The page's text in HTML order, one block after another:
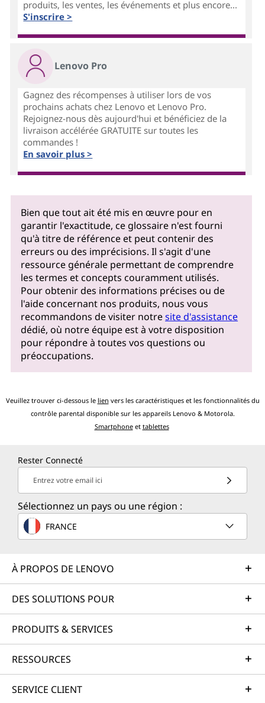
produits, les ventes, les événements et plus encore...
S'inscrire >
Lenovo Pro
Gagnez des récompenses à utiliser lors de vos
prochains achats chez Lenovo et Lenovo Pro.
Rejoignez-nous dès aujourd'hui et bénéficiez de la
livraison accélérée GRATUITE sur toutes les
commandes !
En savoir plus >
Bien que tout ait été mis en œuvre pour en
garantir l'exactitude, ce glossaire n'est fourni
qu'à titre de référence et peut contenir des
erreurs ou des imprécisions. Il s'agit d'une
ressource générale permettant de comprendre
les termes et concepts couramment utilisés.
Pour obtenir des informations précises ou de
l'aide concernant nos produits, nous vous
recommandons de visiter notresite d'assistance
dédié, où notre équipe est à votre disposition
pour répondre à toutes vos questions ou
préoccupations.
Veuillez trouver ci-dessous le lien vers les caractéristiques et les fonctionnalités du
contrôle parental disponible sur les appareils Lenovo & Motorola.
Smartphoneet tablettes
Rester Connecté
Entrez votre email ici
Sélectionnez un pays ou une région :
FRANCE
À PROPOS DE LENOVO
DES SOLUTIONS POUR
PRODUITS & SERVICES
RESSOURCES
SERVICE CLIENT